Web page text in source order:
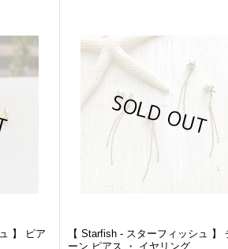
】 ピア
【 Starfish - スターフィッシュ 】
ーン ピアス ・ イヤリング